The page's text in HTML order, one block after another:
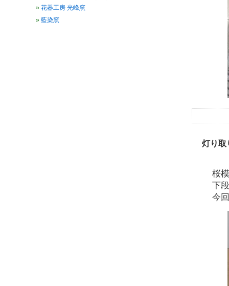
花器工房 光峰窯
藍染窯
灯り取
桜
下
今